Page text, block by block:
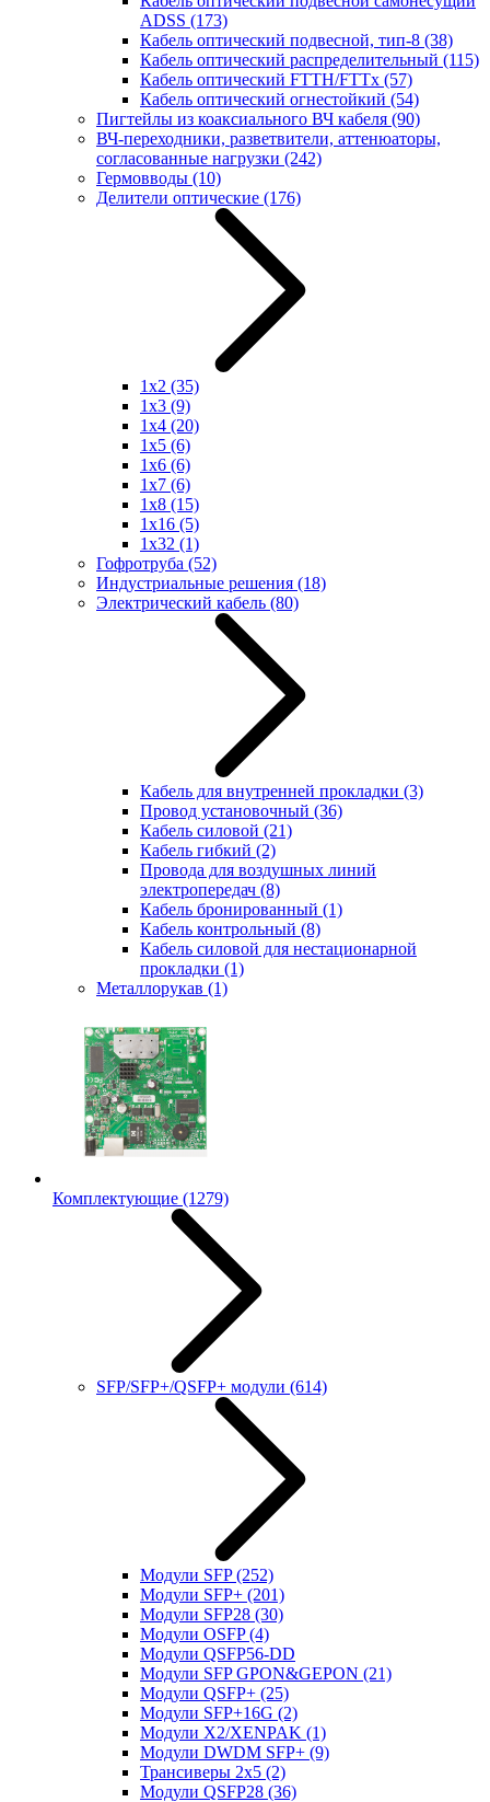
ADSS (173)
Кабель оптический подвесной, тип-8 (38)
Кабель оптический распределительный (115)
Кабель оптический FTTH/FTTx (57)
Кабель оптический огнестойкий (54)
Пигтейлы из коаксиального ВЧ кабеля (90)
ВЧ-переходники, разветвители, аттенюаторы,
согласованные нагрузки (242)
Гермовводы (10)
Делители оптические (176)
1x2 (35)
1x3 (9)
1x4 (20)
1x5 (6)
1x6 (6)
1x7 (6)
1x8 (15)
1x16 (5)
1x32 (1)
Гофротруба (52)
Индустриальные решения (18)
Электрический кабель (80)
Кабель для внутренней прокладки (3)
Провод установочный (36)
Кабель силовой (21)
Кабель гибкий (2)
Провода для воздушных линий
электропередач (8)
Кабель бронированный (1)
Кабель контрольный (8)
Кабель силовой для нестационарной
прокладки (1)
Металлорукав (1)
Комплектующие (1279)
SFP/SFP+/QSFP+ модули (614)
Модули SFP(252)
Модули SFP+ (201)
Модули SFP28 (30)
Модули OSFP(4)
Модули QSFP56-DD
Модули SFP GPON&GEPON (21)
Модули QSFP+ (25)
Модули SFP+16G (2)
Модули X2/XENPAK (1)
Модули DWDM SFP+ (9)
Трансиверы 2x5 (2)
Модули QSFP28 (36)